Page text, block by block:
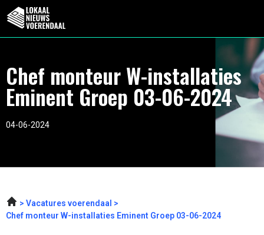
Chef monteur W-installaties
Eminent Groep 03-06-2024
04-06-2024
Vacatures voerendaal
Chef monteur W-installaties Eminent Groep 03-06-2024